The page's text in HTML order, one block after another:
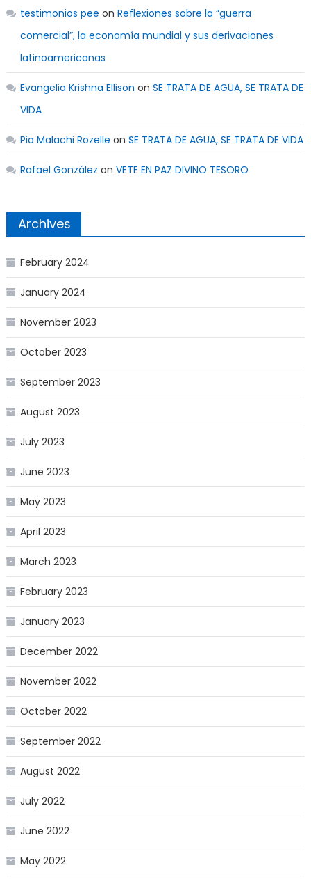
testimonios pee on Reflexiones sobre la “guerra
comercial”, la economía mundial y sus derivaciones
latinoamericanas
Evangelia Krishna Ellison on SE TRATA DE AGUA, SE TRATA DE
VIDA
Pia Malachi Rozelle on SE TRATA DE AGUA, SE TRATA DE VIDA
Rafael González on VETE EN PAZ DIVINO TESORO
Archives
February 2024
January 2024
November 2023
October 2023
September 2023
August 2023
July 2023
June 2023
May 2023
April 2023
March 2023
February 2023
January 2023
December 2022
November 2022
October 2022
September 2022
August 2022
July 2022
June 2022
May 2022